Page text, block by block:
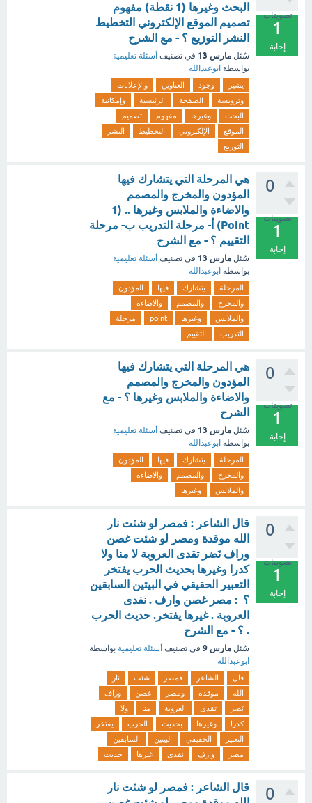
تصويتات
1
إجابة
البحث وغيرها (1 نقطة) مفهوم
تصميم الموقع الإلكتروني التخطيط
النشر التوزيع ؟ - مع الشرح
سُئل مارس 13 في تصنيف أسئلة تعليمية
بواسطة ابوعبدالله
يشير وجود العناوين
والإعلانات
وترويسة
الصفحة الرئيسية
وإمكانية
البحث
وغيرها مفهوم
تصميم
الموقع
الإلكتروني التخطيط
النشر
التوزيع
0
تصويتات
1
إجابة
هي المرحلة التي يتشارك فيها
المؤدون والمخرج والمصمم
والاضاءة والملابس وغيرها .. (1
Point) أ- مرحلة التدريب ب- مرحلة
التقييم ؟ - مع الشرح
سُئل مارس 13 في تصنيف أسئلة تعليمية
بواسطة ابوعبدالله
المرحلة يتشارك فيها
المؤدون
والمخرج
والمصمم
والاضاءة
والملابس
وغيرها point
مرحلة
التدريب
التقييم
0
تصويتات
1
إجابة
هي المرحلة التي يتشارك فيها
المؤدون والمخرج والمصمم
والاضاءة والملابس وغيرها ؟ - مع
الشرح
سُئل مارس 13 في تصنيف أسئلة تعليمية
بواسطة ابوعبدالله
المرحلة يتشارك فيها
المؤدون
والمخرج
والمصمم
والاضاءة
والملابس
وغيرها
0
تصويتات
1
إجابة
قال الشاعر : فمصر لو شئت نار
الله موقدة ومصر لو شئت غصن
وراف نَضر تقدى العروبة لا منا ولا
كدرا وغيرها بحديث الحرب يفتخر
التعبير الحقيقي في البيتين السابقين
؟ : مصر غصن وارف . نفدى
العروبة . غيرها يفتخر. حديث الحرب
. ؟ - مع الشرح
سُئل مارس 9 في تصنيف أسئلة تعليمية بواسطة
ابوعبدالله
قال الشاعر فمصر شئت
نار
الله
موقدة ومصر غصن
وراف
نَضر
تقدى العروبة منا
ولا
كدرا
وغيرها بحديث الحرب
يفتخر
التعبير
الحقيقي البيتين
السابقين
مصر
وارف نفدى غيرها حديث
0
قال الشاعر : فمصر لو شئت نار